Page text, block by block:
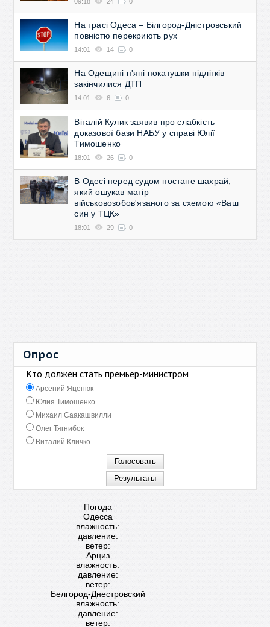
На трасі Одеса – Білгород-Дністровський
повністю перекриють рух
14:01 14 0
На Одещині п'яні покатушки підлітків
закінчилися ДТП
14:01 6 0
Віталій Кулик заявив про слабкість
доказової бази НАБУ у справі Юлії
Тимошенко
18:01 26 0
В Одесі перед судом постане шахрай,
який ошукав матір
військовозобов'язаного за схемою «Ваш
син у ТЦК»
18:01 29 0
Опрос
Кто должен стать премьер-министром
Арсений Яценюк
Юлия Тимошенко
Михаил Саакашвилли
Олег Тягнибок
Виталий Кличко
Погода
Одесса
влажность:
давление:
ветер:
Арциз
влажность:
давление:
ветер:
Белгород-Днестровский
влажность:
давление:
ветер: